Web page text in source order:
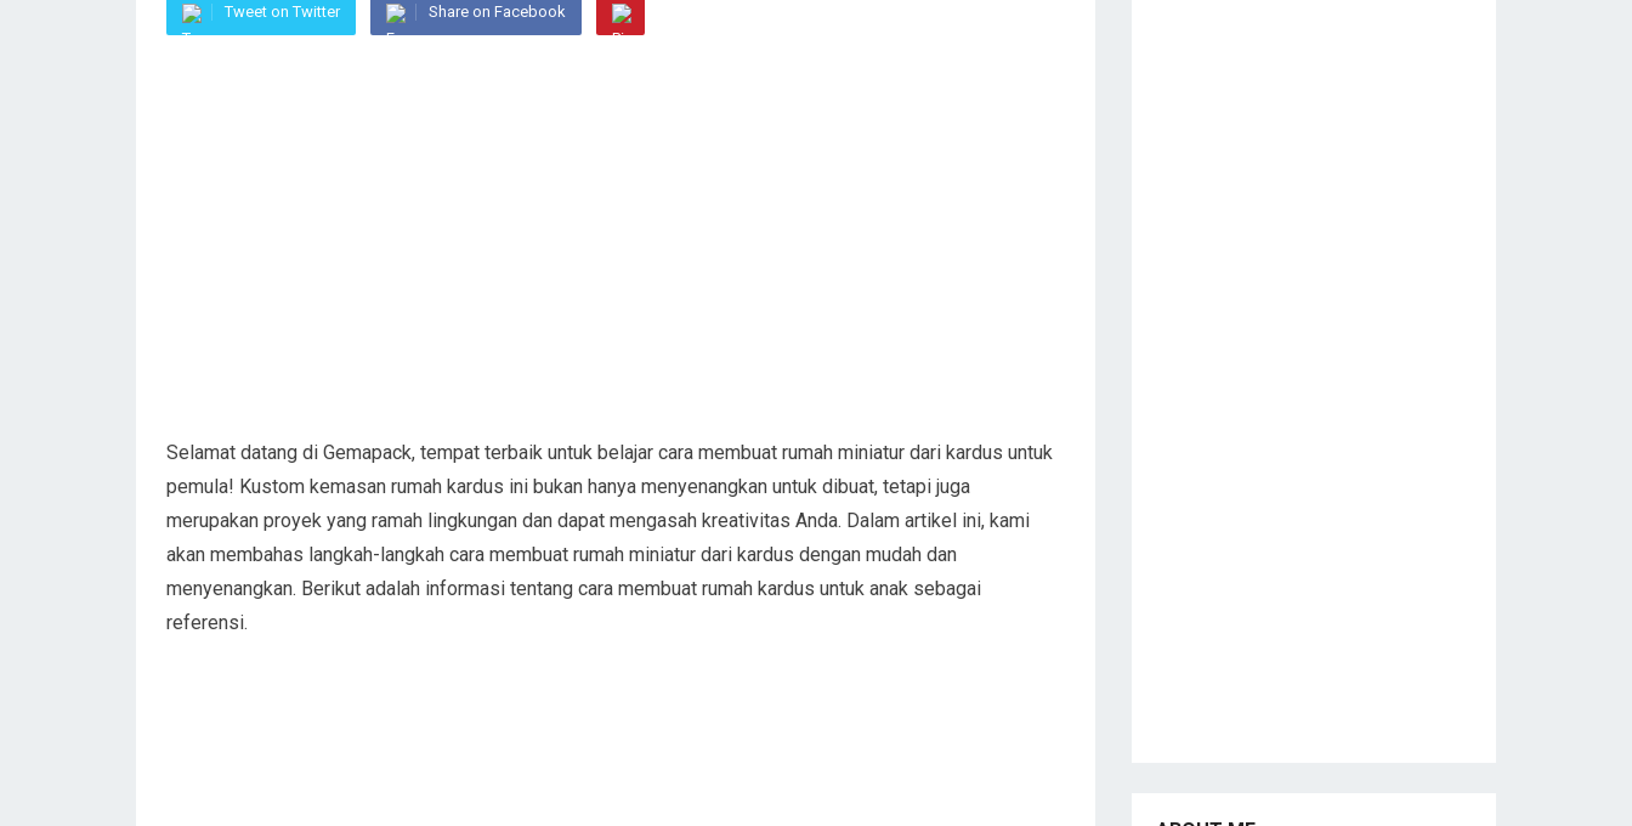
Tweet on Twitter Share on Facebook
Selamat datang di Gemapack, tempat terbaik untuk belajar cara membuat rumah miniatur dari kardus untuk
pemula! Kustom kemasan rumah kardus ini bukan hanya menyenangkan untuk dibuat, tetapi juga
merupakan proyek yang ramah lingkungan dan dapat mengasah kreativitas Anda. Dalam artikel ini, kami
akan membahas langkah-langkah cara membuat rumah miniatur dari kardus dengan mudah dan
menyenangkan. Berikut adalah informasi tentang cara membuat rumah kardus untuk anak sebagai
referensi.